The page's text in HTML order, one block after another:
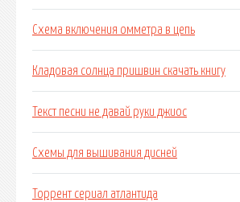
Схема включения омметра в цепь
Кладовая солнца пришвин скачать книгу
Текст песни не давай руки джиос
Схемы для вышивания дисней
Торрент сериал атлантида